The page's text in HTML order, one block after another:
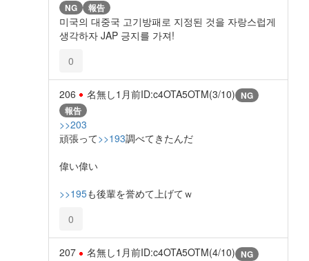
NG 報告
미국의 대중국 고기방패로 지정된 것을 자랑스럽게
생각하자 JAP 긍지를 가져!
0
206 名無し1月前ID:c4OTA5OTM(3/10) NG
報告
>>203
頑張って>>193調べてきたんだ
偉い偉い
>>195も後輩を誉めて上げてｗ
0
207 名無し1月前ID:c4OTA5OTM(4/10) NG